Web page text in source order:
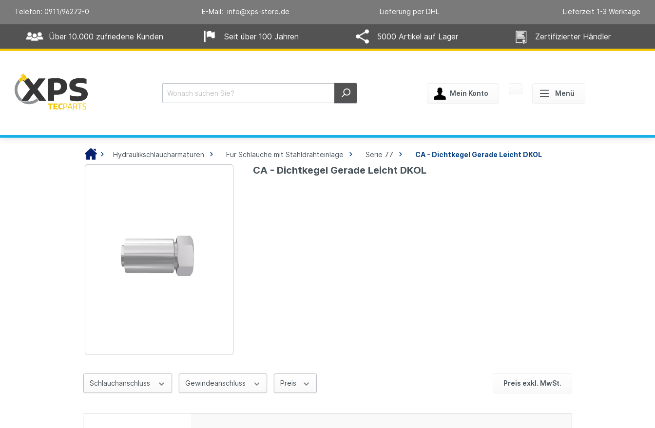
Telefon: 0911/96272-0 E-Mail: info@xps-store.de Lieferung per DHL Lieferzeit 1-3 Werktage
Über 10.000 zufriedene Kunden Seit über 100 Jahren 5000 Artikel auf Lager Zertifizierter Händler
Mein Konto Menü
Hydraulikschlaucharmaturen Für Schläuche mit Stahldrahteinlage Serie 77 CA - Dichtkegel Gerade Leicht DKOL
CA - Dichtkegel Gerade Leicht DKOL
Schlauchanschluss Gewindeanschluss Preis Preis exkl. MwSt.